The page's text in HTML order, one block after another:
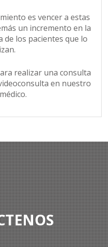
es vencer a estas
un incremento en la
de los pacientes que lo
realizar una consulta
en nuestro